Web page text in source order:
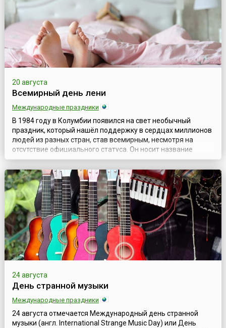
20 августа
Всемирный день лени
Международные праздники
В 1984 году в Колумбии появился на свет необычный
праздник, который нашёл поддержку в сердцах миллионов
людей из разных стран, став всемирным, несмотря на
отсутствие официального статуса. Он носит название
Всемирный день лени.На первый взгляд, лень – один из
неприятных человеческих пороков. Однако, в случае с
праздником организаторы окрестили его так, конечно же, в
шутку. Речь идёт о совершенн...
24 августа
День странной музыки
Международные праздники
24 августа отмечается Международный день странной
музыки (англ. International Strange Music Day) или День